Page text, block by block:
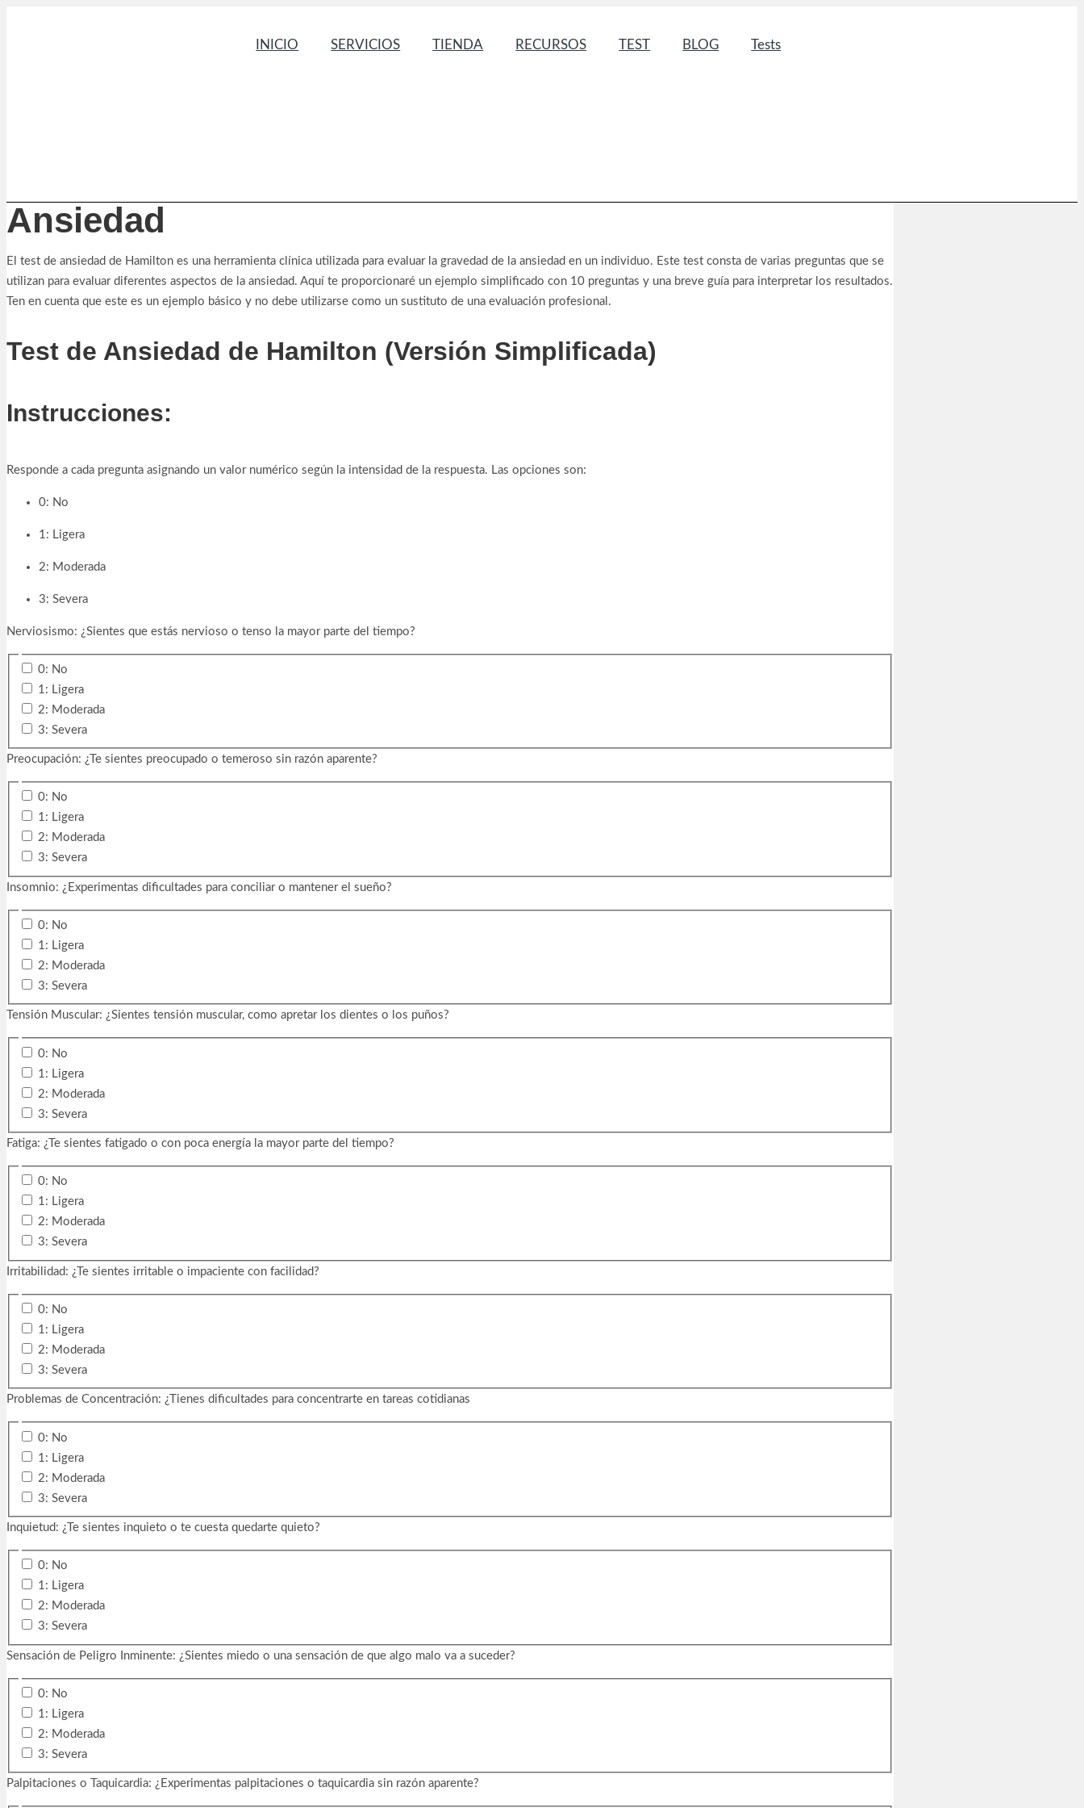
INICIO SERVICIOS TIENDA RECURSOS TEST BLOG Tests
Ansiedad
El test de ansiedad de Hamilton es una herramienta clínica utilizada para evaluar la gravedad de la ansiedad en un individuo. Este test consta de varias preguntas que se
utilizan para evaluar diferentes aspectos de la ansiedad. Aquí te proporcionaré un ejemplo simplificado con 10 preguntas y una breve guía para interpretar los resultados.
Ten en cuenta que este es un ejemplo básico y no debe utilizarse como un sustituto de una evaluación profesional.
Test de Ansiedad de Hamilton (Versión Simplificada)
Instrucciones:
Responde a cada pregunta asignando un valor numérico según la intensidad de la respuesta. Las opciones son:
0: No
1: Ligera
2: Moderada
3: Severa
Nerviosismo: ¿Sientes que estás nervioso o tenso la mayor parte del tiempo?
0: No
1: Ligera
2: Moderada
3: Severa
Preocupación: ¿Te sientes preocupado o temeroso sin razón aparente?
0: No
1: Ligera
2: Moderada
3: Severa
Insomnio: ¿Experimentas dificultades para conciliar o mantener el sueño?
0: No
1: Ligera
2: Moderada
3: Severa
Tensión Muscular: ¿Sientes tensión muscular, como apretar los dientes o los puños?
0: No
1: Ligera
2: Moderada
3: Severa
Fatiga: ¿Te sientes fatigado o con poca energía la mayor parte del tiempo?
0: No
1: Ligera
2: Moderada
3: Severa
Irritabilidad: ¿Te sientes irritable o impaciente con facilidad?
0: No
1: Ligera
2: Moderada
3: Severa
Problemas de Concentración: ¿Tienes dificultades para concentrarte en tareas cotidianas
0: No
1: Ligera
2: Moderada
3: Severa
Inquietud: ¿Te sientes inquieto o te cuesta quedarte quieto?
0: No
1: Ligera
2: Moderada
3: Severa
Sensación de Peligro Inminente: ¿Sientes miedo o una sensación de que algo malo va a suceder?
0: No
1: Ligera
2: Moderada
3: Severa
Palpitaciones o Taquicardia: ¿Experimentas palpitaciones o taquicardia sin razón aparente?